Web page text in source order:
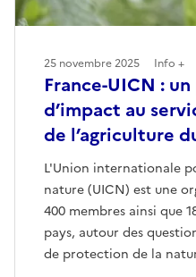
France-UICN :
d’impact au
de l’agriculture
L'Union internationale
nature (UICN) est une
400 membres ainsi que
pays, autour des
de protection de la
25 novembre 2025 Info +